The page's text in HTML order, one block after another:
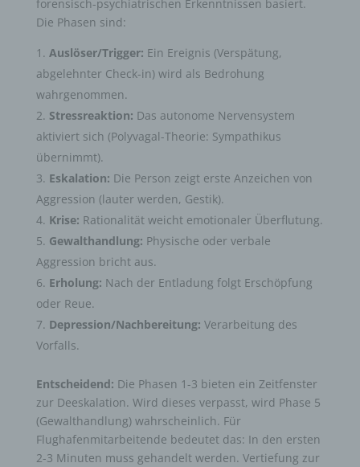
forensisch-psychiatrischen Erkenntnissen basiert.
Die Phasen sind:
Auslöser/Trigger: Ein Ereignis (Verspätung,
abgelehnter Check-in) wird als Bedrohung
wahrgenommen.
Stressreaktion: Das autonome Nervensystem
aktiviert sich (Polyvagal-Theorie: Sympathikus
übernimmt).
Eskalation: Die Person zeigt erste Anzeichen von
Aggression (lauter werden, Gestik).
Krise: Rationalität weicht emotionaler Überflutung.
Gewalthandlung: Physische oder verbale
Aggression bricht aus.
Erholung: Nach der Entladung folgt Erschöpfung
oder Reue.
Depression/Nachbereitung: Verarbeitung des
Vorfalls.
Entscheidend: Die Phasen 1-3 bieten ein Zeitfenster
zur Deeskalation. Wird dieses verpasst, wird Phase 5
(Gewalthandlung) wahrscheinlich. Für
Flughafenmitarbeitende bedeutet das: In den ersten
2-3 Minuten muss gehandelt werden. Vertiefung zur